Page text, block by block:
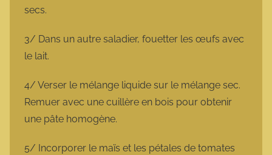
secs.
3/ Dans un autre saladier, fouetter les œufs avec
le lait.
4/ Verser le mélange liquide sur le mélange sec.
Remuer avec une cuillère en bois pour obtenir
une pâte homogène.
5/ Incorporer le maïs et les pétales de tomates